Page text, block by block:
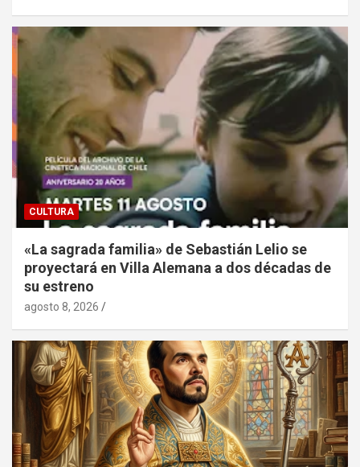
CULTURA
«La sagrada familia» de Sebastián Lelio se
proyectará en Villa Alemana a dos décadas de
su estreno
agosto 8, 2026